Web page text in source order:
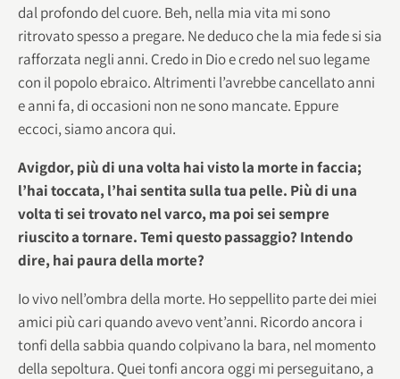
dal profondo del cuore. Beh, nella mia vita mi sono
ritrovato spesso a pregare. Ne deduco che la mia fede si sia
rafforzata negli anni. Credo in Dio e credo nel suo legame
con il popolo ebraico. Altrimenti l’avrebbe cancellato anni
e anni fa, di occasioni non ne sono mancate. Eppure
eccoci, siamo ancora qui.
Avigdor, più di una volta hai visto la morte in faccia;
l’hai toccata, l’hai sentita sulla tua pelle. Più di una
volta ti sei trovato nel varco, ma poi sei sempre
riuscito a tornare. Temi questo passaggio? Intendo
dire, hai paura della morte?
Io vivo nell’ombra della morte. Ho seppellito parte dei miei
amici più cari quando avevo vent’anni. Ricordo ancora i
tonfi della sabbia quando colpivano la bara, nel momento
della sepoltura. Quei tonfi ancora oggi mi perseguitano, a